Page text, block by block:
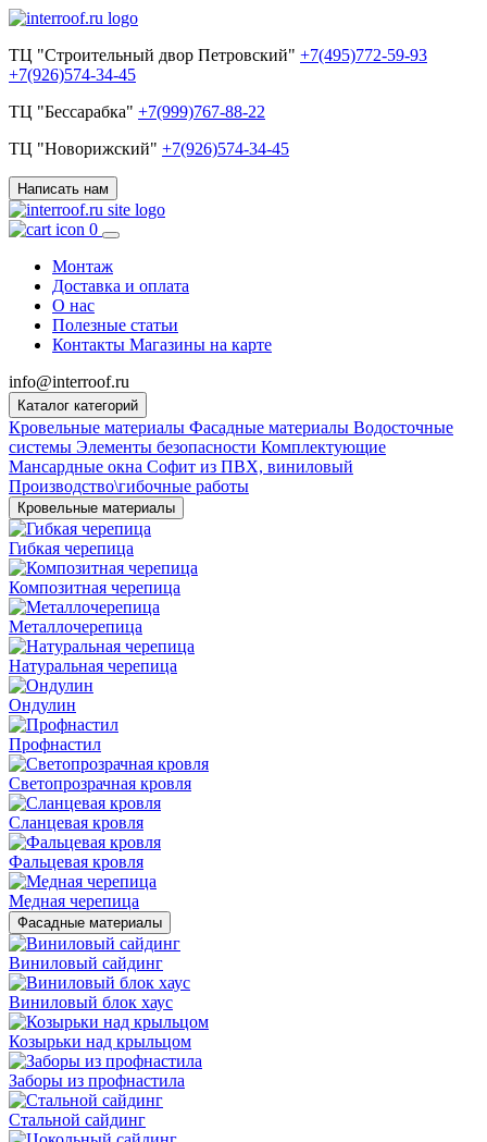
ТЦ "Строительный двор Петровский" +7(495)772-59-93
+7(926)574-34-45
ТЦ "Бессарабка" +7(999)767-88-22
ТЦ "Новорижский" +7(926)574-34-45
Написать нам
0
Монтаж
Доставка и оплата
О нас
Полезные статьи
Контакты Магазины на карте
info@interroof.ru
Каталог категорий
Кровельные материалы Фасадные материалы Водосточные
системы Элементы безопасности Комплектующие
Мансардные окна Софит из ПВХ, виниловый
Производство\гибочные работы
Кровельные материалы
Гибкая черепица
Композитная черепица
Металлочерепица
Натуральная черепица
Ондулин
Профнастил
Светопрозрачная кровля
Сланцевая кровля
Фальцевая кровля
Медная черепица
Фасадные материалы
Виниловый сайдинг
Виниловый блок хаус
Козырьки над крыльцом
Заборы из профнастила
Стальной сайдинг